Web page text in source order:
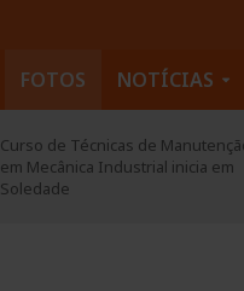
FOTOS NOTÍCIAS
Curso de Técnicas de
em Mecânica Industrial inicia em
Soledade